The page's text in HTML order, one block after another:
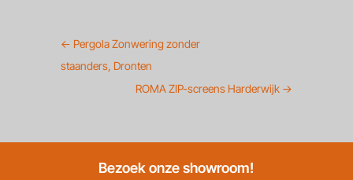
← Pergola Zonwering zonder
staanders, Dronten
ROMA ZIP-screens Harderwijk →
Bezoek onze showroom!